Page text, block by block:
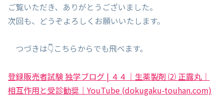
ご覧いただき、ありがとうございました。
次回も、どうぞよろしくお願いいたします。
つづきは👇こちらからでも飛べます。
登録販売者試験 独学ブログ | ４４｜生薬製剤 ⑵ 正露丸｜
相互作用と受診勧奨｜YouTube (dokugaku-touhan.com)